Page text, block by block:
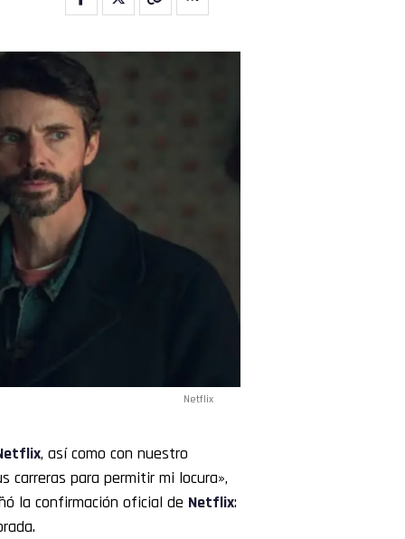
Netflix
, así como con nuestro
carreras para permitir mi locura»,
la confirmación oficial de Netflix: